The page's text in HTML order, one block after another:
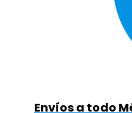
Envíos a todo